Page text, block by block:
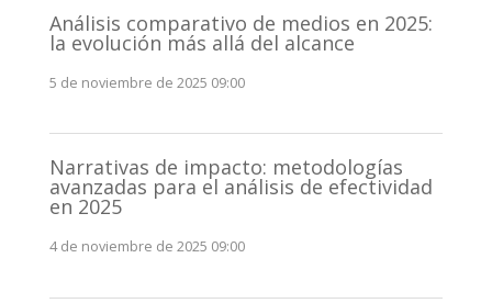
Análisis comparativo de medios en 2025:
la evolución más allá del alcance
5 de noviembre de 2025 09:00
Narrativas de impacto: metodologías
avanzadas para el análisis de efectividad
en 2025
4 de noviembre de 2025 09:00